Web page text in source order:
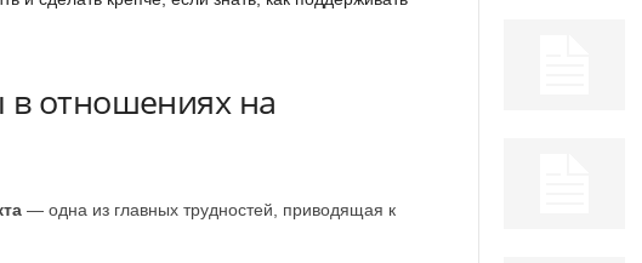
отношениях на
— одна из главных трудностей, приводящая к